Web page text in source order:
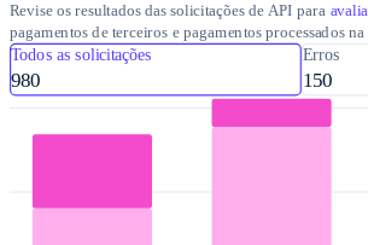
Revise os resultados das solicitações de API para
pagamentos de terceiros e pagamentos processados na
Todos as solicitações
980
Erros
150​